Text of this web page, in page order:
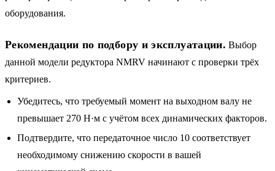
оборудования.
Рекомендации по подбору и эксплуатации. Выбор
данной модели редуктора NMRV начинают с проверки трёх
критериев.
Убедитесь, что требуемый момент на выходном валу не
превышает 270 Н·м с учётом всех динамических факторов.
Подтвердите, что передаточное число 10 соответствует
необходимому снижению скорости в вашей